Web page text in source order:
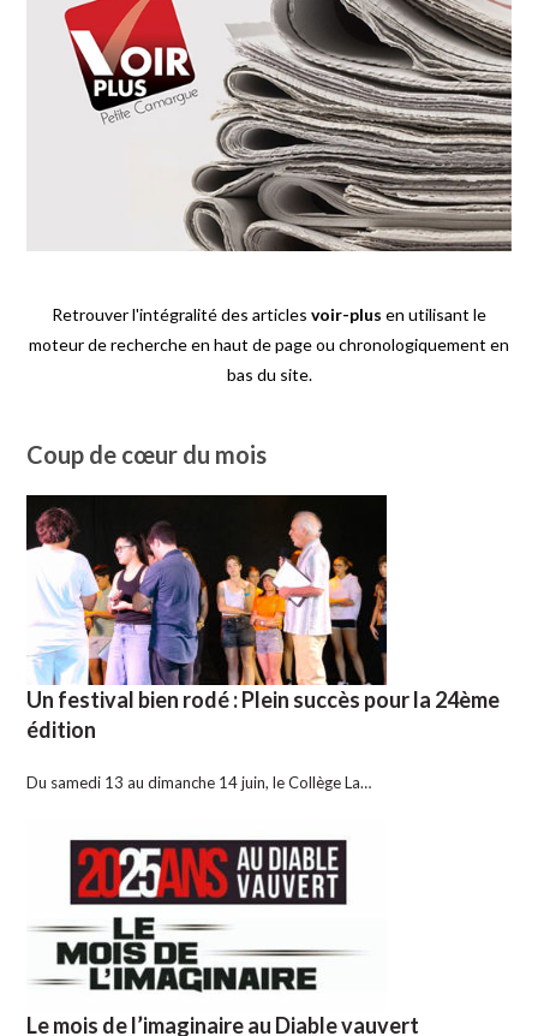
Retrouver l'intégralité des articles voir-plus en utilisant le
moteur de recherche en haut de page ou chronologiquement en
bas du site.
Coup de cœur du mois
Un festival bien rodé : Plein succès pour la 24ème
édition
Du samedi 13 au dimanche 14 juin, le Collège La…
Le mois de l’imaginaire au Diable vauvert